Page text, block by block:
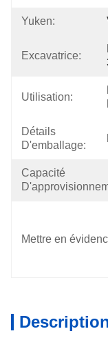
Yuken:
Excavatrice:
Utilisation:
Détails
D'emballage:
Capacité
Mettre en